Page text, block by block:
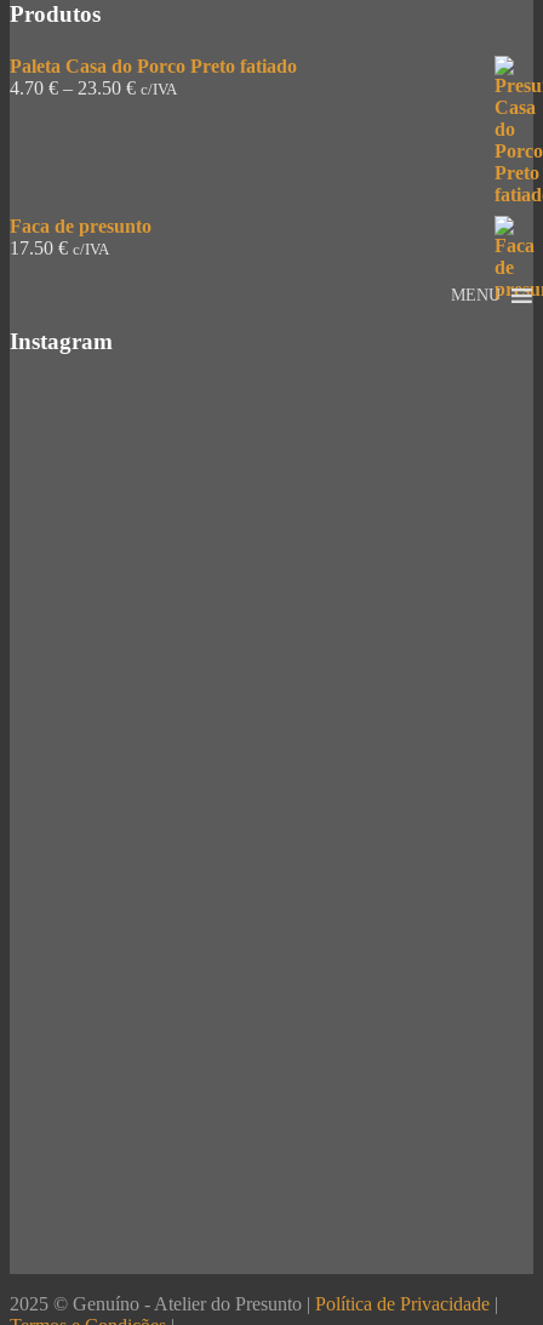
MENU
Produtos
Paleta Casa do Porco Preto fatiado
4.70 € – 23.50 € c/IVA
Faca de presunto
17.50 € c/IVA
Instagram
2025 © Genuíno - Atelier do Presunto | Política de Privacidade |